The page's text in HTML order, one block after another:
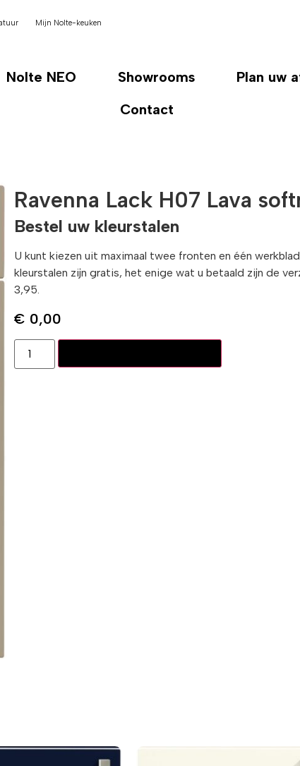
Mijn Nolte-keuken
Nolte NEO Showrooms
Plan uw
Contact
Ravenna Lack H07 Lava
Bestel uw kleurstalen
U kunt kiezen uit maximaal twee fronten en één
kleurstalen zijn gratis, het enige wat u betaald zijn de
3,95.
€ 0,00